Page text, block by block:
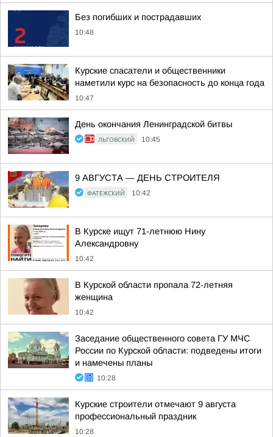
Без погибших и пострадавших
10:48
Курские спасатели и общественники
наметили курс на безопасность до конца года
10:47
День окончания Ленинградской битвы
ЛЬГОВСКИЙ 10:45
9 АВГУСТА — ДЕНЬ СТРОИТЕЛЯ
ФАТЕЖСКИЙ 10:42
В Курске ищут 71-летнюю Нину
Александровну
10:42
В Курской области пропала 72-летняя
женщина
10:42
Заседание общественного совета ГУ МЧС
России по Курской области: подведены итоги
и намечены планы
10:28
Курские строители отмечают 9 августа
профессиональный праздник
10:28